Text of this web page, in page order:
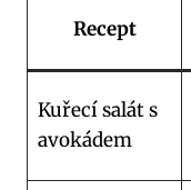
Recept
Kuřecí salát s
avokádem